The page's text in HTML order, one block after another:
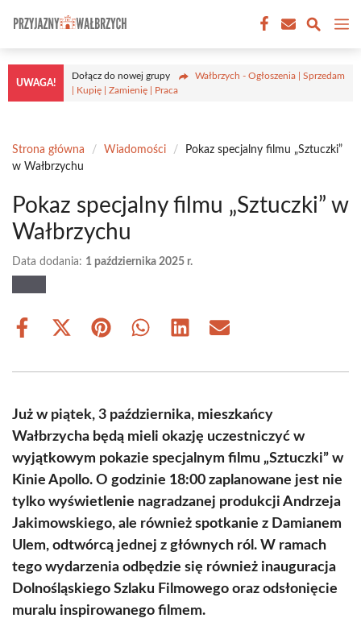
treści
UWAGA!
Dołącz do nowej grupy
Wałbrzych - Ogłoszenia | Sprzedam
| Kupię | Zamienię | Praca
Strona główna / Wiadomości /
Pokaz specjalny filmu „Sztuczki”
w Wałbrzychu
Pokaz specjalny filmu „Sztuczki” w
Wałbrzychu
Data dodania: 1 października 2025 r.
Share
Share
(Twitter)
Share Share Share Share
Już w piątek, 3 października, mieszkańcy
Wałbrzycha będą mieli okazję uczestniczyć w
wyjątkowym pokazie specjalnym filmu „Sztuczki” w
Kinie Apollo. O godzinie 18:00 zaplanowane jest nie
tylko wyświetlenie nagradzanej produkcji Andrzeja
Jakimowskiego, ale również spotkanie z Damianem
Ulem, odtwórcą jednej z głównych ról. W ramach
tego wydarzenia odbędzie się również inauguracja
Dolnośląskiego Szlaku Filmowego oraz odsłonięcie
muralu inspirowanego filmem.